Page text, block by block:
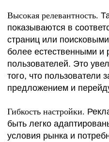
Высокая релевантность.
показываются в
страниц или
более естественными и
пользователей. Это
того, что пользователи
предложением и
Гибкость настройки.
быть легко
условия рынка и